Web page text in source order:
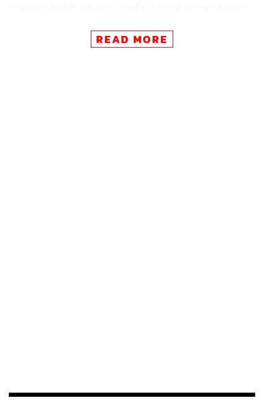
ด้านธุรกิจที่มีการจัดตั้งใหม่สูงสุด 3 อันดับแรก ได้แก่ 1. ธุรกิจ
ข่าวโรงงานทยอยปิดตัวไปทีละราย ปีนี้คนไทยตกงานแ
READ MORE